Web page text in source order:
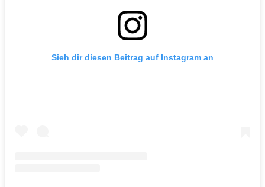
Sieh dir diesen Beitrag auf Instagram an